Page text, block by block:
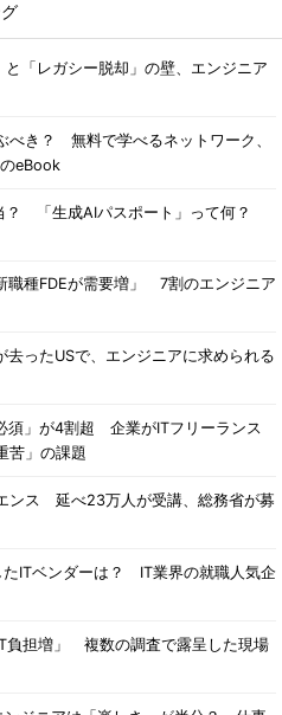
「レガシー脱却」の壁、エンジニア
べき？ 無料で学べるネットワーク、
eBook
？ 「生成AIパスポート」って何？
職種FDEが需要増」 7割のエンジニア
去ったUSで、エンジニアに求められる
須」が4割超 企業がITフリーランス
苦」の課題
ンス 延べ23万人が受講、総務省が募
ITベンダーは？ IT業界の就職人気企
負担増」 複数の調査で露呈した現場